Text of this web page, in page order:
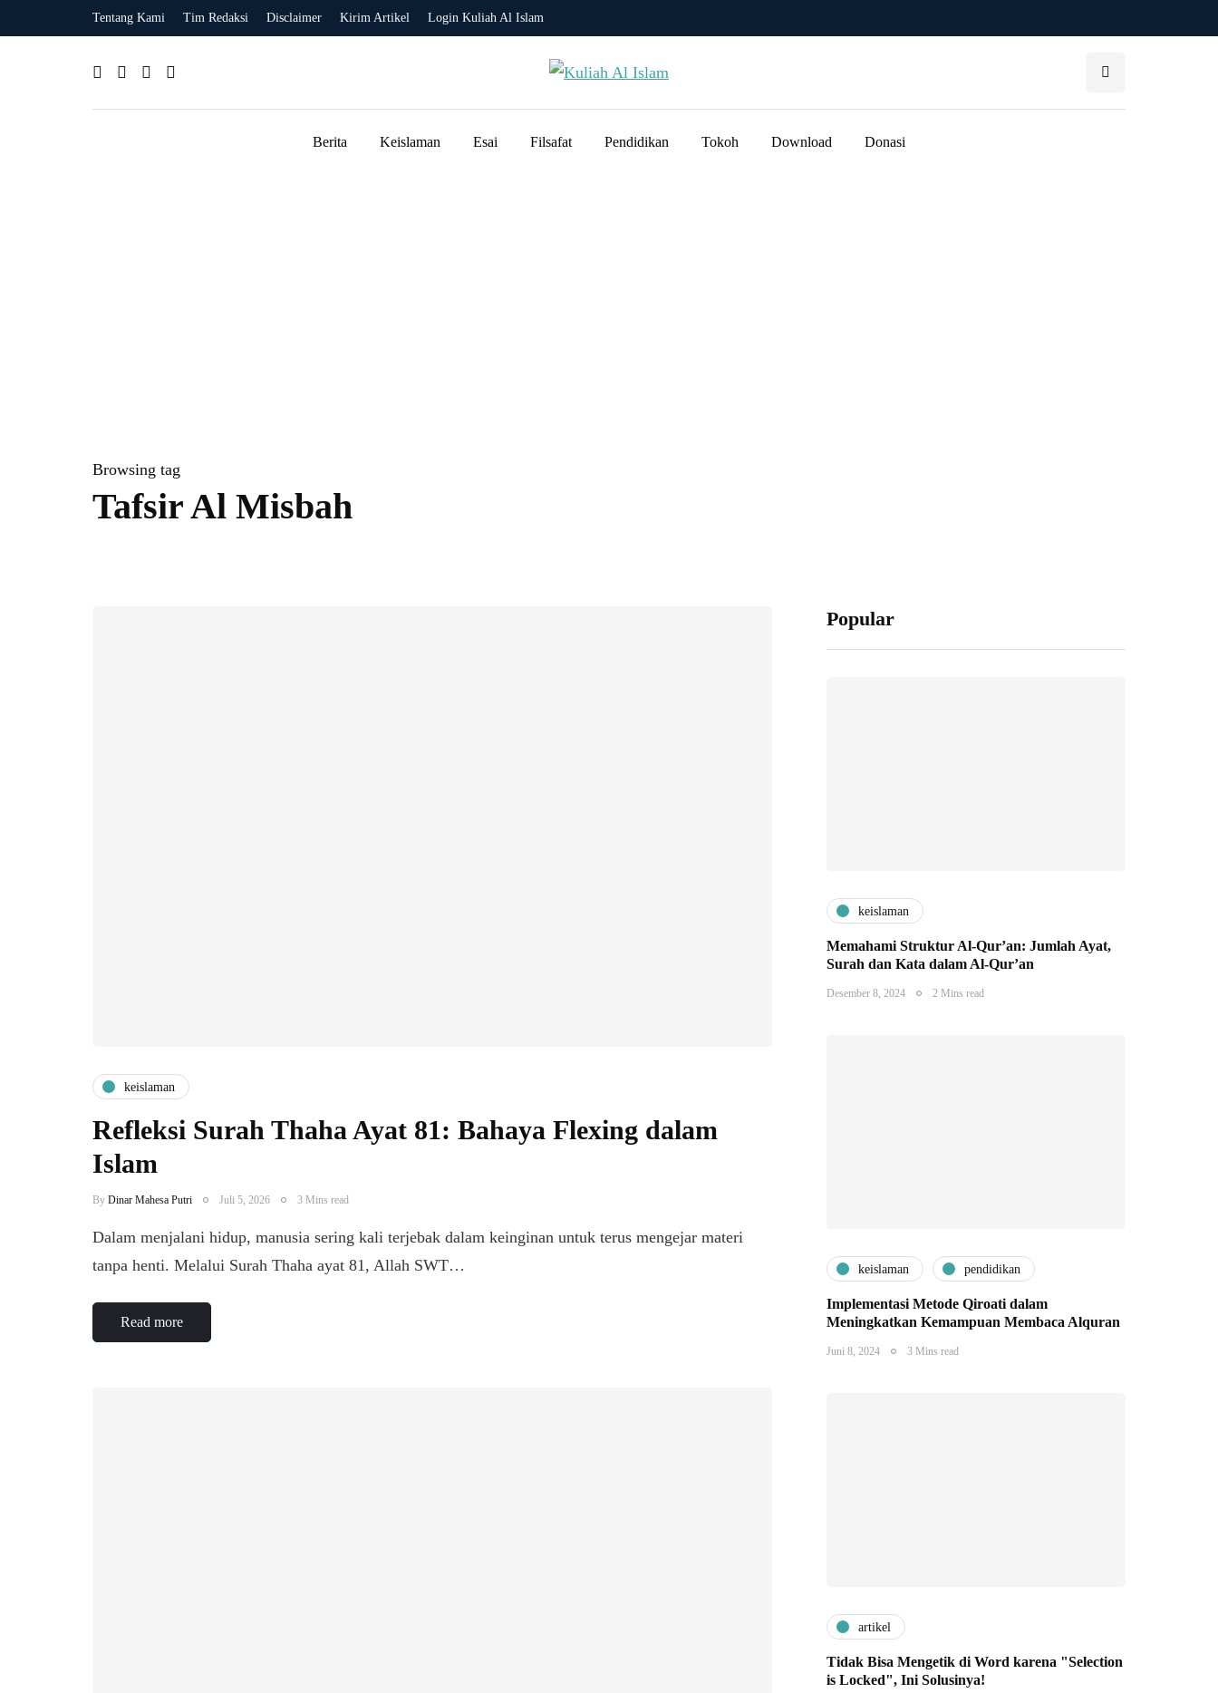
Tentang Kami Tim Redaksi Disclaimer Kirim Artikel Login Kuliah Al Islam
Berita Keislaman Esai Filsafat Pendidikan Tokoh Download Donasi
Browsing tag
Tafsir Al Misbah
keislaman
Refleksi Surah Thaha Ayat 81: Bahaya Flexing dalam
Islam
By Dinar Mahesa Putri Juli 5, 2026 3 Mins read
Dalam menjalani hidup, manusia sering kali terjebak dalam keinginan untuk terus mengejar materi
tanpa henti. Melalui Surah Thaha ayat 81, Allah SWT…
Read more
Popular
keislaman
Memahami Struktur Al-Qur’an: Jumlah Ayat,
Surah dan Kata dalam Al-Qur’an
Desember 8, 2024 2 Mins read
keislaman pendidikan
Implementasi Metode Qiroati dalam
Meningkatkan Kemampuan Membaca Alquran
Juni 8, 2024 3 Mins read
artikel
Tidak Bisa Mengetik di Word karena "Selection
is Locked", Ini Solusinya!